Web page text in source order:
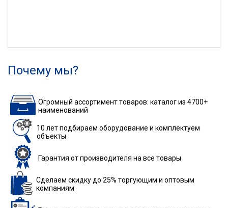
Почему мы?
Огромный ассортимент товаров: каталог из 4700+
наименований
10 лет подбираем оборудование и комплектуем
объекты
Гарантия от производителя на все товары
Сделаем скидку до 25% торгующим и оптовым
компаниям